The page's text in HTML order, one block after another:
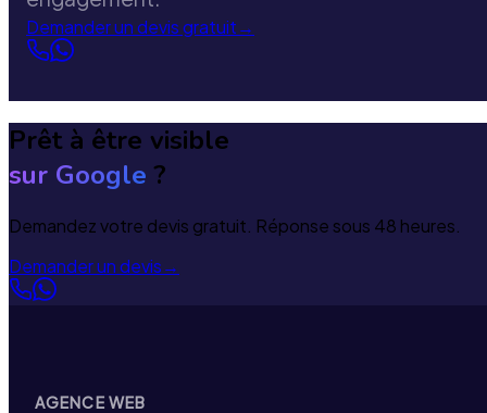
Demander un devis gratuit→
Prêt à être visible
sur Google ?
Demandez votre devis gratuit. Réponse sous 48 heures.
Demander un devis→
AGENCE WEB